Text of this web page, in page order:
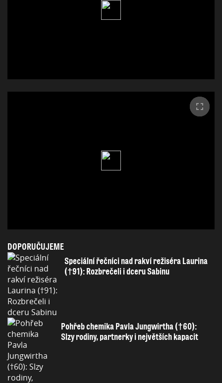
DOPORUČUJEME
Speciální řečníci nad rakví režiséra Laurina
(†91): Rozbrečeli i dceru Sabinu
Pohřeb chemika Pavla Jungwirtha (†60):
Slzy rodiny, partnerky i největších kapacit